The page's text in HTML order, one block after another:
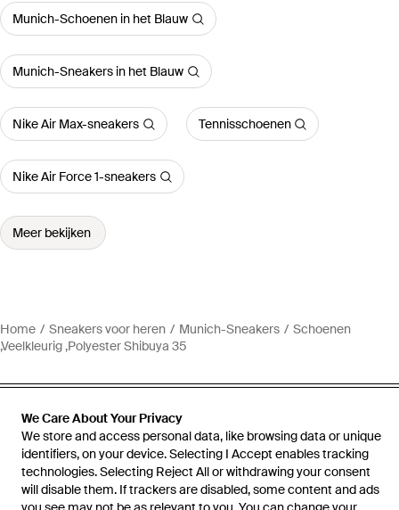
We Care About Your Privacy
We store and access personal data, like browsing data or unique
identifiers, on your device. Selecting I Accept enables tracking
technologies. Selecting Reject All or withdrawing your consent
will disable them. If trackers are disabled, some content and ads
Munich-Schoenen in het Blauw
Munich-Sneakers in het Blauw
Nike Air Max-sneakers Tennisschoenen
Nike Air Force 1-sneakers
Meer bekijken
Home Sneakers voor heren Munich-Sneakers
Schoenen
,Veelkleurig ,Polyester Shibuya 35
Hulp en informatie